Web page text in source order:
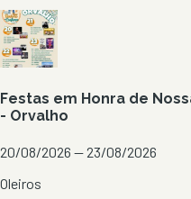
Festas em Honra de
- Orvalho
20/08/2026 — 23/08/2026
Oleiros